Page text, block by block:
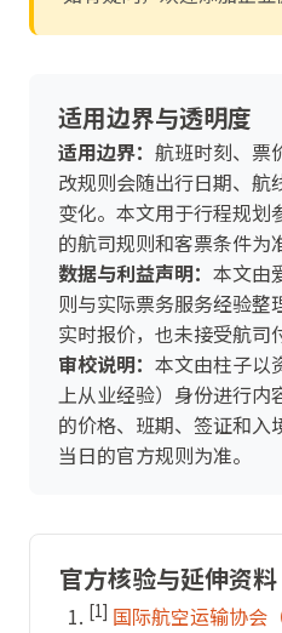
适用边界与透明度
适用边界： 航班时刻、票
改规则会随出行日期、航
变化。本文用于行程规划
的航司规则和客票条件为
数据与利益声明： 本文由
则与实际票务服务经验整
实时报价，也未接受航司
审校说明： 本文由柱子以
上从业经验）身份进行内
的价格、班期、签证和入
当日的官方规则为准。
官方核验与延伸资料
[1] 国际航空运输协会